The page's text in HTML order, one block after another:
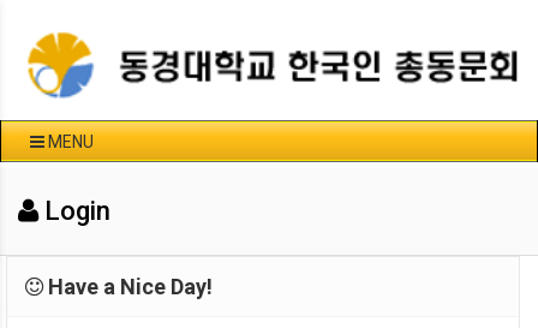
MENU
Login
Have a Nice Day!